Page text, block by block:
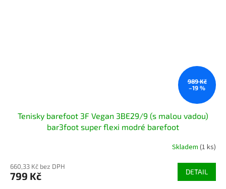
989 Kč
–19 %
Tenisky barefoot 3F Vegan 3BE29/9 (s malou vadou)
bar3foot super flexi modré barefoot
Skladem (1 ks)
660,33 Kč bez DPH
799 Kč DETAIL